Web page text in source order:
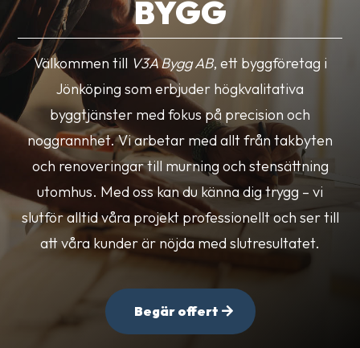
BYGG
Välkommen till V3A Bygg AB, ett byggföretag i
Jönköping som erbjuder högkvalitativa
byggtjänster med fokus på precision och
noggrannhet. Vi arbetar med allt från takbyten
och renoveringar till murning och stensättning
utomhus. Med oss kan du känna dig trygg – vi
slutför alltid våra projekt professionellt och ser till
att våra kunder är nöjda med slutresultatet.
Begär offert